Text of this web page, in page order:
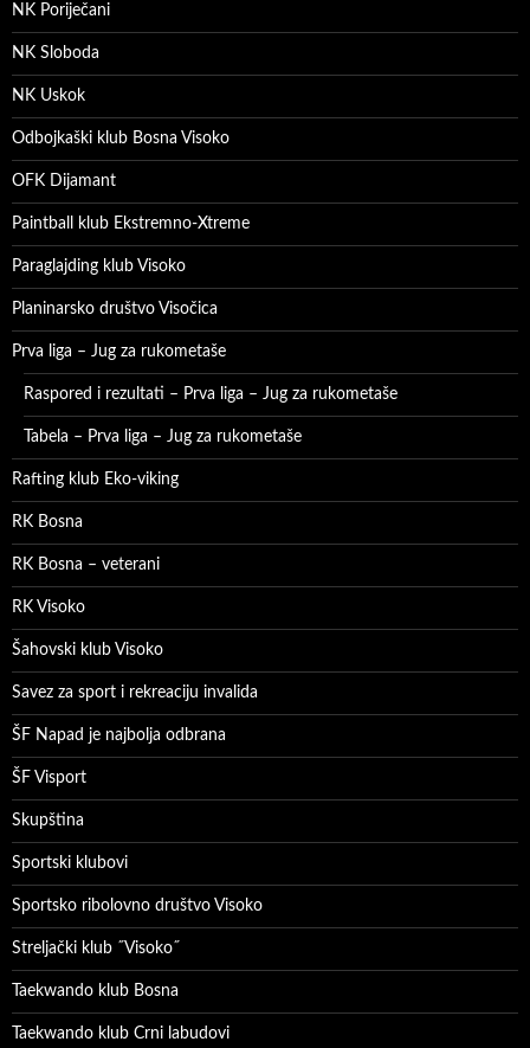
NK Poriječani
NK Sloboda
NK Uskok
Odbojkaški klub Bosna Visoko
OFK Dijamant
Paintball klub Ekstremno-Xtreme
Paraglajding klub Visoko
Planinarsko društvo Visočica
Prva liga – Jug za rukometaše
Raspored i rezultati – Prva liga – Jug za rukometaše
Tabela – Prva liga – Jug za rukometaše
Rafting klub Eko-viking
RK Bosna
RK Bosna – veterani
RK Visoko
Šahovski klub Visoko
Savez za sport i rekreaciju invalida
ŠF Napad je najbolja odbrana
ŠF Visport
Skupština
Sportski klubovi
Sportsko ribolovno društvo Visoko
Streljački klub ˝Visoko˝
Taekwando klub Bosna
Taekwando klub Crni labudovi